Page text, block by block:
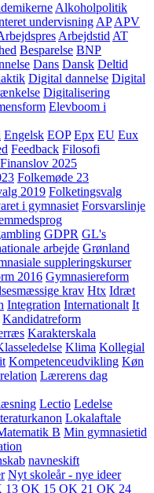
Alkoholpolitik
undervisning AP APV
Arbejdstid AT
Besparelse BNP
Dans Dansk Deltid
Digital dannelse Digital
Digitalisering
Elevboom i
Engelsk EOP Epx EU Eux
Feedback Filosofi
Finanslov 2025
Folkemøde 23
2019 Folketingsvalg
i gymnasiet Forsvarslinje
GDPR GL's
arbejde Grønland
suppleringskurser
2016 Gymnasiereform
krav Htx Idræt
Integration Internationalt It
Kandidatreform
Karakterskala
Klima Kollegial
Kompetenceudvikling Køn
Lærerens dag
Lectio Ledelse
Lokalaftale
B Min gymnasietid
navneskift
Nyt skoleår - nye ideer
13 OK 15 OK 21 OK 24